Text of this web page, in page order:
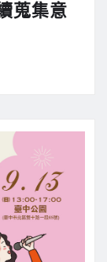
蒐集意